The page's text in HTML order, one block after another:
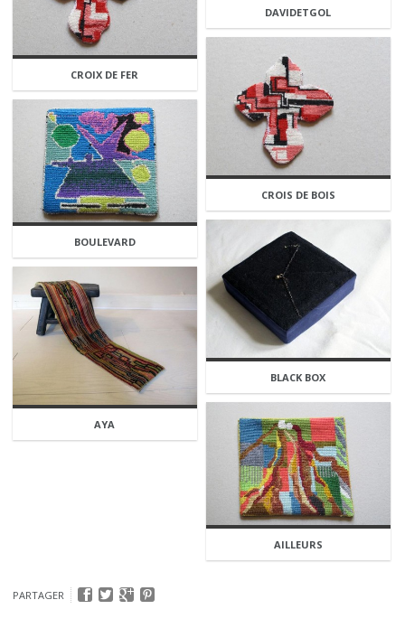
DAVIDETGOL
CROIX DE FER
CROIS DE BOIS
BOULEVARD
BLACK BOX
AYA
AILLEURS
PARTAGER